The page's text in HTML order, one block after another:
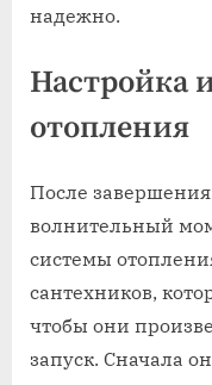
надежно.
Настройка
отопления
После
волнительный
системы
сантехников‚
чтобы они
запуск. Сначала